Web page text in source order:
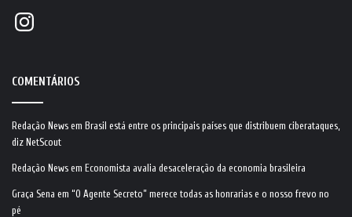
Instagram
COMENTÁRIOS
Redação News em Brasil está entre os principais países que distribuem ciberataques,
diz NetScout
Redação News em Economista avalia desaceleração da economia brasileira
Graça Sena em “O Agente Secreto” merece todas as honrarias e o nosso frevo no
pé